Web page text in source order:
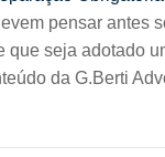
pensar antes
seja adotado
da G.Berti